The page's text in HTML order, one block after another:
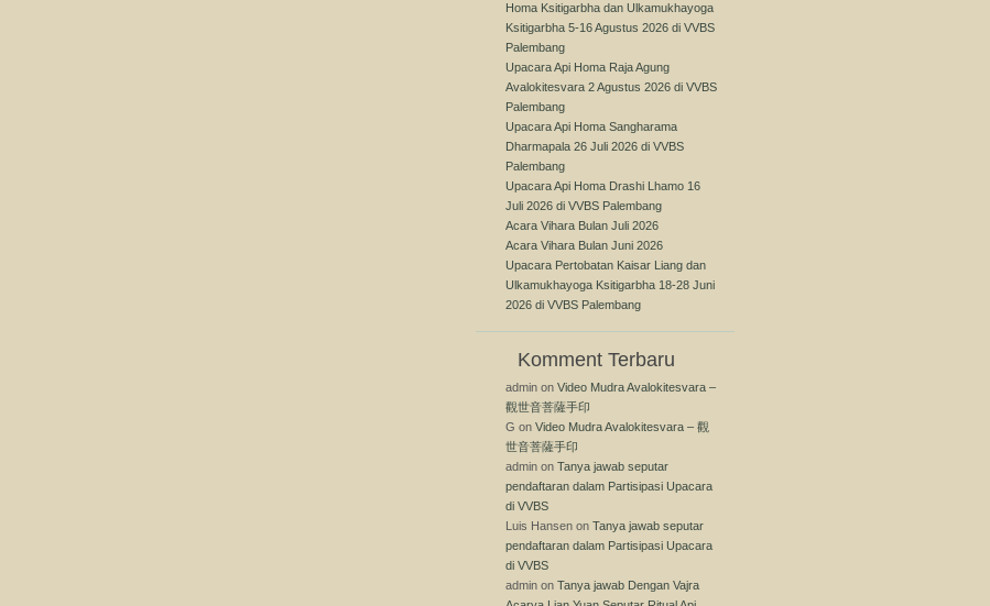
Homa Ksitigarbha dan Ulkamukhayoga
Ksitigarbha 5-16 Agustus 2026 di VVBS
Palembang
Upacara Api Homa Raja Agung
Avalokitesvara 2 Agustus 2026 di VVBS
Palembang
Upacara Api Homa Sangharama
Dharmapala 26 Juli 2026 di VVBS
Palembang
Upacara Api Homa Drashi Lhamo 16
Juli 2026 di VVBS Palembang
Acara Vihara Bulan Juli 2026
Acara Vihara Bulan Juni 2026
Upacara Pertobatan Kaisar Liang dan
Ulkamukhayoga Ksitigarbha 18-28 Juni
2026 di VVBS Palembang
Komment Terbaru
admin on Video Mudra Avalokitesvara –
觀世音菩薩手印
G on Video Mudra Avalokitesvara – 觀
世音菩薩手印
admin on Tanya jawab seputar
pendaftaran dalam Partisipasi Upacara
di VVBS
Luis Hansen on Tanya jawab seputar
pendaftaran dalam Partisipasi Upacara
di VVBS
admin on Tanya jawab Dengan Vajra